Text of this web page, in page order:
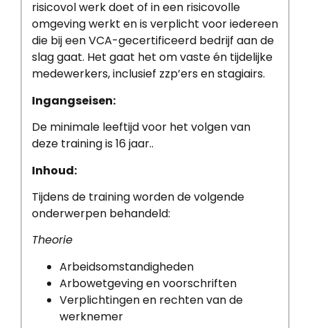
risicovol werk doet of in een risicovolle
omgeving werkt en is verplicht voor iedereen
die bij een VCA-gecertificeerd bedrijf aan de
slag gaat. Het gaat het om vaste én tijdelijke
medewerkers, inclusief zzp’ers en stagiairs.
Ingangseisen:
De minimale leeftijd voor het volgen van
deze training is 16 jaar..
Inhoud:
Tijdens de training worden de volgende
onderwerpen behandeld:
Theorie
Arbeidsomstandigheden
Arbowetgeving en voorschriften
Verplichtingen en rechten van de
werknemer